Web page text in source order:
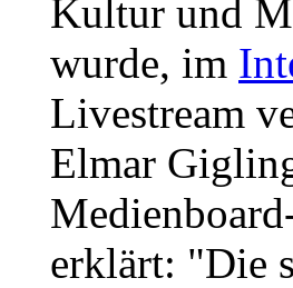
Kultur und
wurde, im
Livestream
Elmar
erklärt: "Die